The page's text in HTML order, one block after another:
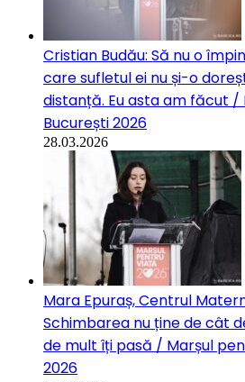
Cristian Budău: Să nu o
care sufletul ei nu și-o
distanță. Eu asta am făcut /
București 2026
28.03.2026
Mara Epuraș, Centrul
Schimbarea nu ține de cât
de mult îți pasă / Marșul
2026